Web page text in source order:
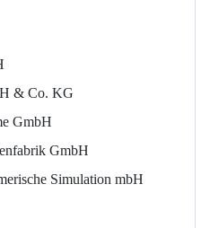
& Co. KG
GmbH
GmbH
Simulation mbH